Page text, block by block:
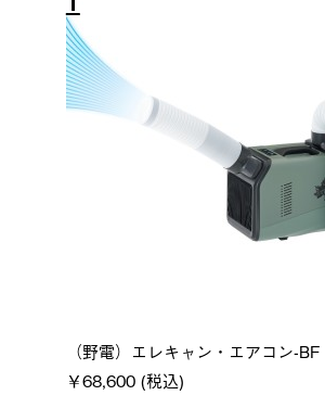
（野電）エレキャン・エアコン-BF
￥68,600 (税込)